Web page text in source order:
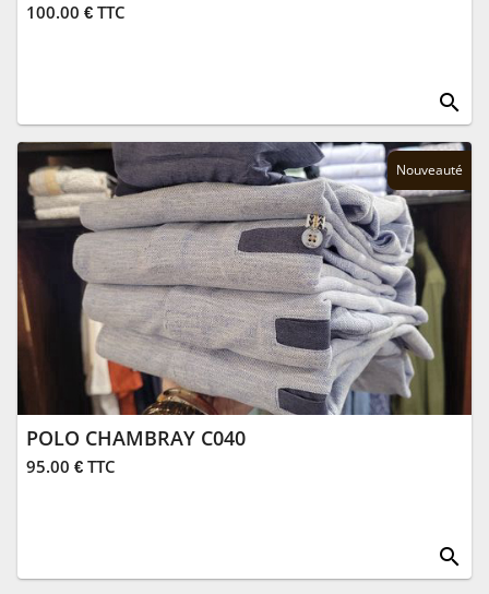
100.00 € TTC
search
Nouveauté
POLO CHAMBRAY C040
95.00 € TTC
search